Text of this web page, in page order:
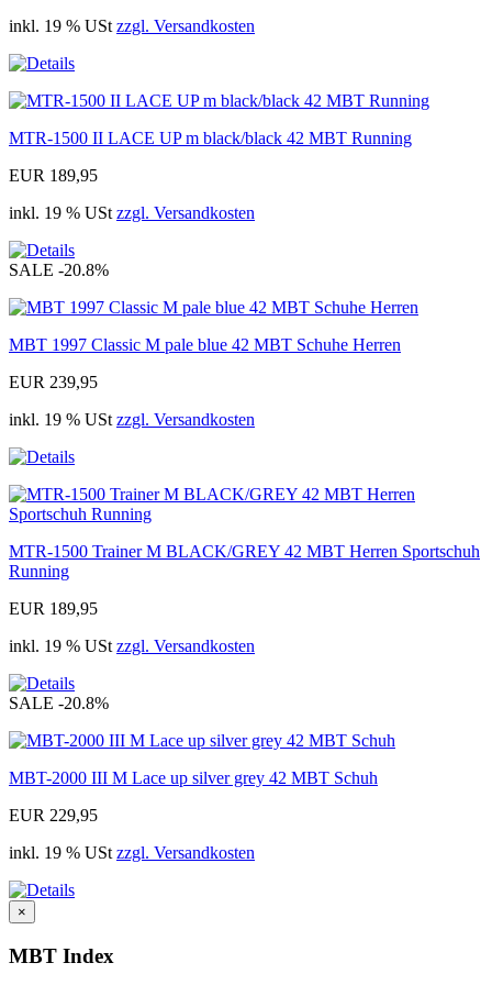
inkl. 19 % USt zzgl. Versandkosten
MTR-1500 II LACE UP m black/black 42 MBT Running
EUR 189,95
inkl. 19 % USt zzgl. Versandkosten
SALE -20.8%
MBT 1997 Classic M pale blue 42 MBT Schuhe Herren
EUR 239,95
inkl. 19 % USt zzgl. Versandkosten
MTR-1500 Trainer M BLACK/GREY 42 MBT Herren Sportschuh
Running
EUR 189,95
inkl. 19 % USt zzgl. Versandkosten
SALE -20.8%
MBT-2000 III M Lace up silver grey 42 MBT Schuh
EUR 229,95
inkl. 19 % USt zzgl. Versandkosten
×
MBT Index